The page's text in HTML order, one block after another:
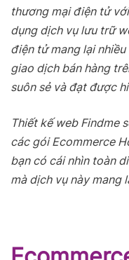
thương mại điện tử
dụng dịch vụ lưu trữ
điện tử mang lại
giao dịch bán hàng
suôn sẻ và đạt được
Thiết kế web Findme
các gói Ecommerce
bạn có cái nhìn toàn
mà dịch vụ này mang